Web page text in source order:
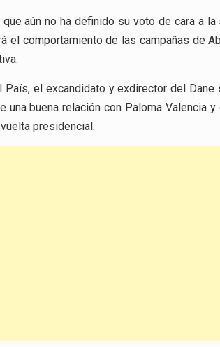
aún no ha definido su voto de cara a
el comportamiento de las campañas de
País, el excandidato y exdirector del
una buena relación con Paloma Valencia
presidencial.